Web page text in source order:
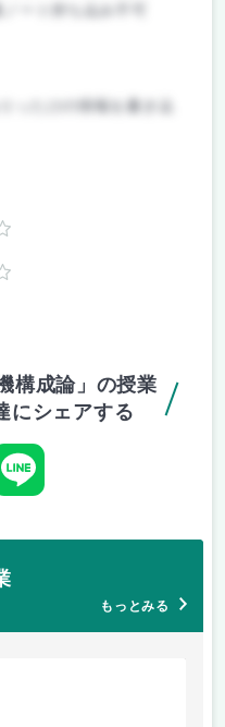
ノート持ち込み不可
ったけの情報を書き込
構成論」の授業
にシェアする
もっとみる